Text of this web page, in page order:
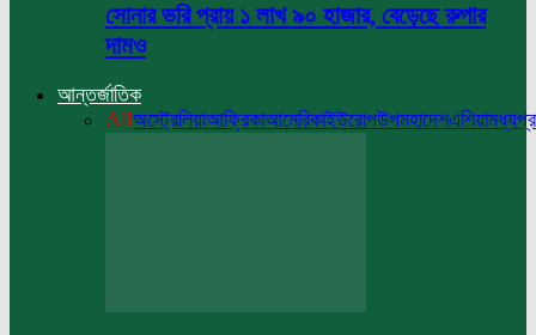
সোনার ভরি প্রায় ১ লাখ ৯০ হাজার, বেড়েছে রুপার
দামও
আন্তর্জাতিক
Allঅস্ট্রেলিয়াআফ্রিকাআমেরিকাইউরোপউপমহাদেশএশিয়া